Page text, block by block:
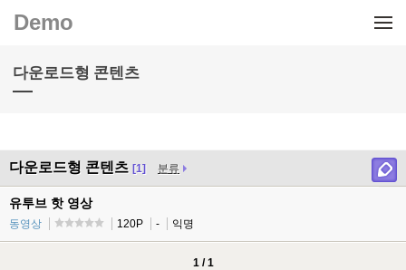
Demo
다운로드형 콘텐츠
다운로드형 콘텐츠 [1] 분류
유투브 핫 영상
동영상 120P - 익명
1 / 1